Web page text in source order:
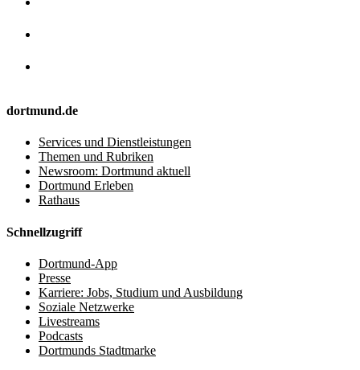
dortmund.de
Services und Dienstleistungen
Themen und Rubriken
Newsroom: Dortmund aktuell
Dortmund Erleben
Rathaus
Schnellzugriff
Dortmund-App
Presse
Karriere: Jobs, Studium und Ausbildung
Soziale Netzwerke
Livestreams
Podcasts
Dortmunds Stadtmarke